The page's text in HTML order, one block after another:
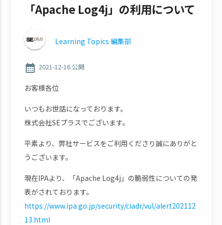
「Apache Log4j」の利用について
Learning Topics 編集部
calendar_month 2021-12-16 公開
お客様各位
いつもお世話になっております。
株式会社SEプラスでございます。
平素より、弊社サービスをご利用くださり誠にありがと
うございます。
現在IPAより、「Apache Log4j」の脆弱性についての発
表がされております。
https://www.ipa.go.jp/security/ciadr/vul/alert202112
13.html